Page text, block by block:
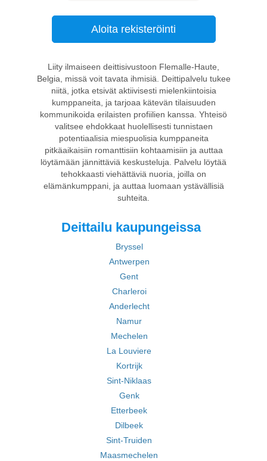
Aloita rekisteröinti
Liity ilmaiseen deittisivustoon Flemalle-Haute,
Belgia, missä voit tavata ihmisiä. Deittipalvelu tukee
niitä, jotka etsivät aktiivisesti mielenkiintoisia
kumppaneita, ja tarjoaa kätevän tilaisuuden
kommunikoida erilaisten profiilien kanssa. Yhteisö
valitsee ehdokkaat huolellisesti tunnistaen
potentiaalisia miespuolisia kumppaneita
pitkäaikaisiin romanttisiin kohtaamisiin ja auttaa
löytämään jännittäviä keskusteluja. Palvelu löytää
tehokkaasti viehättäviä nuoria, joilla on
elämänkumppani, ja auttaa luomaan ystävällisiä
suhteita.
Deittailu kaupungeissa
Bryssel
Antwerpen
Gent
Charleroi
Anderlecht
Namur
Mechelen
La Louviere
Kortrijk
Sint-Niklaas
Genk
Etterbeek
Dilbeek
Sint-Truiden
Maasmechelen